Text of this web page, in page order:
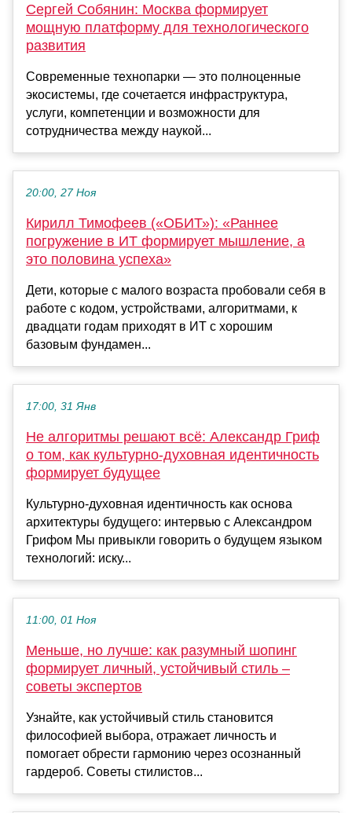
Сергей Собянин: Москва формирует
мощную платформу для технологического
развития
Современные технопарки — это полноценные
экосистемы, где сочетается инфраструктура,
услуги, компетенции и возможности для
сотрудничества между наукой...
20:00, 27 Ноя
Кирилл Тимофеев («ОБИТ»): «Раннее
погружение в ИТ формирует мышление, а
это половина успеха»
Дети, которые с малого возраста пробовали себя в
работе с кодом, устройствами, алгоритмами, к
двадцати годам приходят в ИТ с хорошим
базовым фундамен...
17:00, 31 Янв
Не алгоритмы решают всё: Александр Гриф
о том, как культурно-духовная идентичность
формирует будущее
Культурно-духовная идентичность как основа
архитектуры будущего: интервью с Александром
Грифом Мы привыкли говорить о будущем языком
технологий: иску...
11:00, 01 Ноя
Меньше, но лучше: как разумный шопинг
формирует личный, устойчивый стиль –
советы экспертов
Узнайте, как устойчивый стиль становится
философией выбора, отражает личность и
помогает обрести гармонию через осознанный
гардероб. Советы стилистов...